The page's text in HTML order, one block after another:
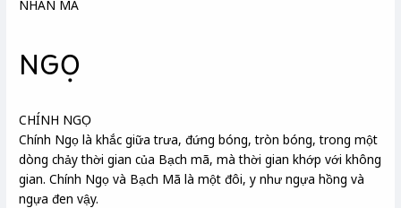
NHÂN MÃ
NGỌ
CHÍNH NGỌ
Chính Ngọ là khắc giữa trưa, đứng bóng, tròn bóng, trong một
dòng chảy thời gian của Bạch mã, mà thời gian khớp với không
gian. Chính Ngọ và Bạch Mã là một đôi, y như ngựa hồng và
ngựa đen vậy.